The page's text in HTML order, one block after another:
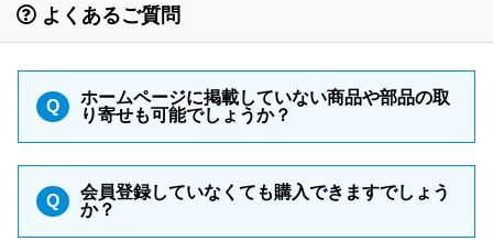
よくあるご質問
Q
ホームページに掲載していない商品や部品の取
り寄せも可能でしょうか？
Q
会員登録していなくても購入できますでしょう
か？